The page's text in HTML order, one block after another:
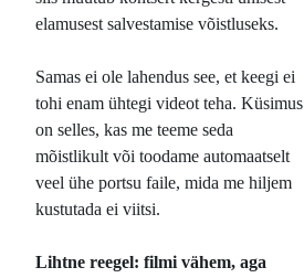
elamusest salvestamise võistluseks.
Samas ei ole lahendus see, et keegi ei
tohi enam ühtegi videot teha. Küsimus
on selles, kas me teeme seda
mõistlikult või toodame automaatselt
veel ühe portsu faile, mida me hiljem
kustutada ei viitsi.
Lihtne reegel: filmi vähem, aga